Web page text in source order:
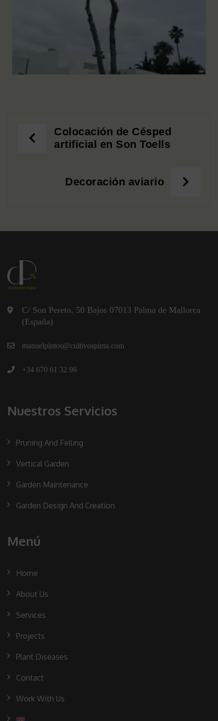
Colocación de Césped
artificial en Son Toells
Decoración aviario
C/ Son Pereto, 50 Bajos 07013 Palma de Mallorca
(España)
manuelpintos@cultivospima.com
+34 670 61 32 96
Nuestros Servicios
Pruning And Felling
Vertical Garden
Garden Maintenance
Garden Design And Creation
Menú
Home
About Us
Services
Projects
Plant Diseases
Contact
Work With Us